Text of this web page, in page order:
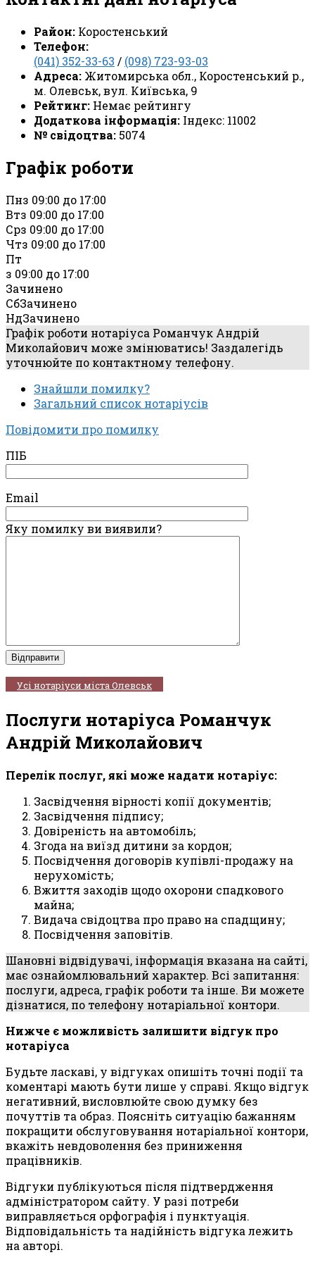
Район: Коростенський
Телефон:
(041) 352-33-63 / (098) 723-93-03
Адреса: Житомирська обл., Коростенський р.,
м. Олевськ, вул. Київська, 9
Рейтинг: Немає рейтингу
Додаткова інформація: Індекс: 11002
№ свідоцтва: 5074
Графік роботи
Пнз 09:00 до 17:00
Втз 09:00 до 17:00
Срз 09:00 до 17:00
Чтз 09:00 до 17:00
Пт
з 09:00 до 17:00
Зачинено
СбЗачинено
НдЗачинено
Графік роботи нотаріуса Романчук Андрій
Миколайович може змінюватись! Заздалегідь
уточнюйте по контактному телефону.
Знайшли помилку?
Загальний список нотаріусів
Повідомити про помилку
ПІБ
Email
Яку помилку ви виявили?
Усі нотаріуси міста Олевськ
Послуги нотаріуса Романчук
Андрій Миколайович
Перелік послуг, які може надати нотаріус:
Засвідчення вірності копії документів;
Засвідчення підпису;
Довіреність на автомобіль;
Згода на виїзд дитини за кордон;
Посвідчення договорів купівлі-продажу на
нерухомість;
Вжиття заходів щодо охорони спадкового
майна;
Видача свідоцтва про право на спадщину;
Посвідчення заповітів.
Шановні відвідувачі, інформація вказана на сайті,
має ознайомлювальний характер. Всі запитання:
послуги, адреса, графік роботи та інше. Ви можете
дізнатися, по телефону нотаріальної контори.
Нижче є можливість залишити відгук про
нотаріуса
Будьте ласкаві, у відгуках опишіть точні події та
коментарі мають бути лише у справі. Якщо відгук
негативний, висловлюйте свою думку без
почуттів та образ. Поясніть ситуацію бажанням
покращити обслуговування нотаріальної контори,
вкажіть невдоволення без приниження
працівників.
Відгуки публікуються після підтвердження
адміністратором сайту. У разі потреби
виправляється орфографія і пунктуація.
Відповідальність та надійність відгука лежить
на авторі.